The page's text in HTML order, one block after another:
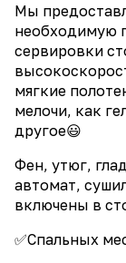
Мы
необходимую
сервировки
мягкие
мелочи, как
другое😃
Фен, утюг,
автомат,
включены в
✅Спальных